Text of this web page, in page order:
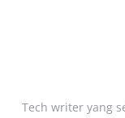
Tech writer yang